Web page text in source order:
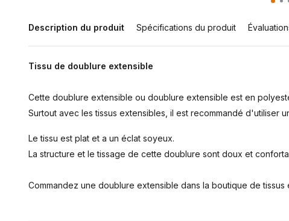
Description du produit Spécifications du produit
Tissu de doublure extensible
Cette doublure extensible ou doublure extensible est en
Surtout avec les tissus extensibles, il est recommandé d'utiliser
Le tissu est plat et a un éclat soyeux.
La structure et le tissage de cette doublure sont doux et
Commandez une doublure extensible dans la boutique de tissus